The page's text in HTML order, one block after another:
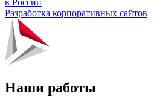
в России
Разработка корпоративных сайтов
Наши работы